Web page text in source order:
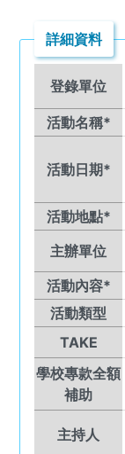
詳細資料
登錄單位
活動名稱*
活動日期*
活動地點*
主辦單位
活動內容*
活動類型
TAKE
學校專款全額
補助
主持人